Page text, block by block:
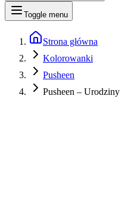
Toggle menu
Strona główna
Kolorowanki
Pusheen
Pusheen – Urodziny